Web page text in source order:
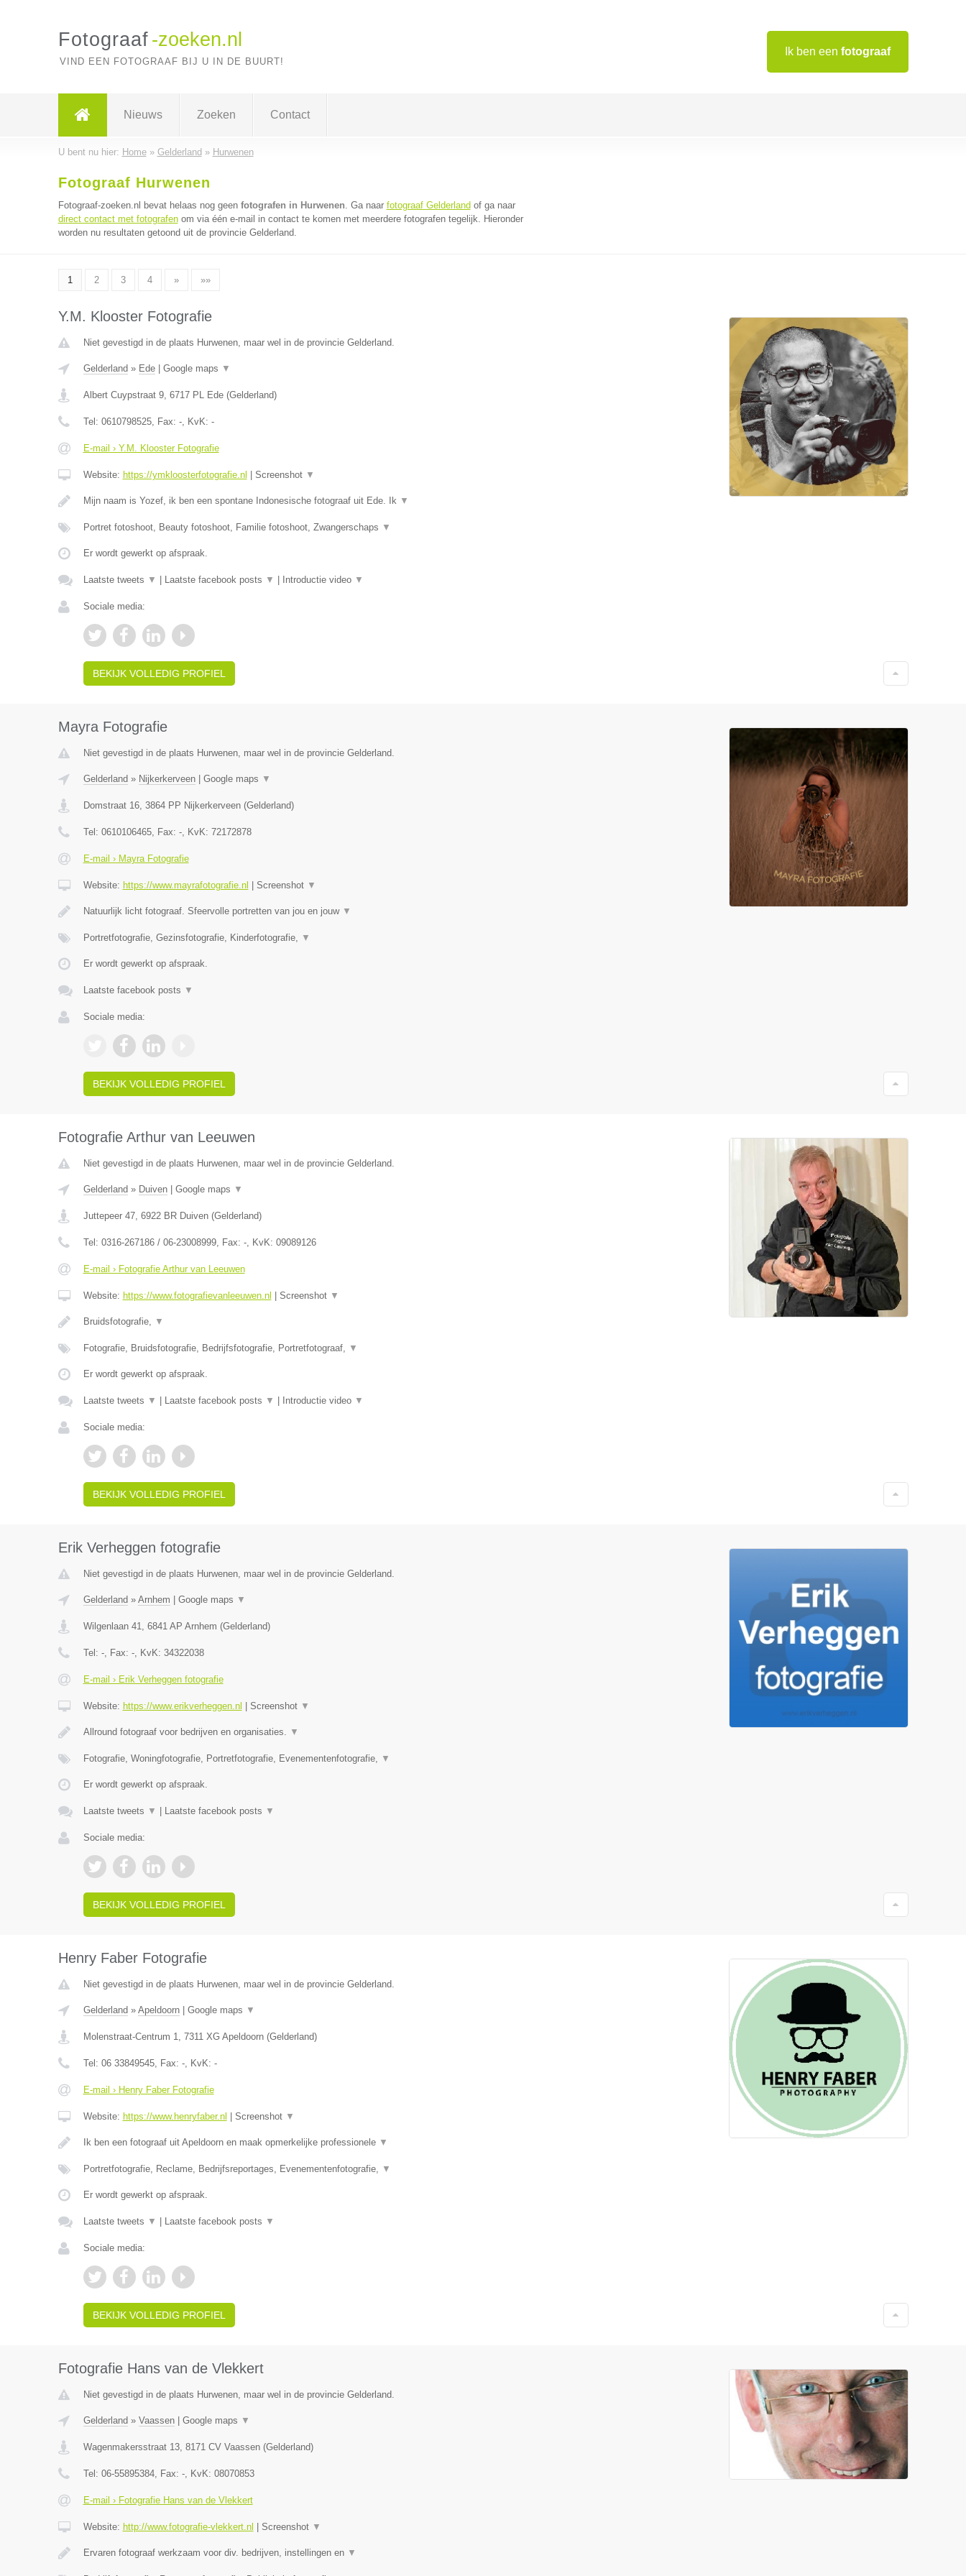
Ik ben een fotograaf
Fotograaf -zoeken.nl
VIND EEN FOTOGRAAF BIJ U IN DE BUURT!
Nieuws Zoeken Contact
U bent nu hier: Home» Gelderland » Hurwenen
Fotograaf Hurwenen
Fotograaf-zoeken.nl bevat helaas nog geen fotografen in Hurwenen. Ga naar fotograaf Gelderland of ga naar
direct contact met fotografenom via één e-mail in contact te komen met meerdere fotografen tegelijk. Hieronder
worden nu resultaten getoond uit de provincie Gelderland.
1 2 3 4 » »»
Y.M. Klooster Fotografie
Niet gevestigd in de plaats Hurwenen, maar wel in de provincie Gelderland.
Gelderland » Ede| Google maps ▼
Albert Cuypstraat 9, 6717 PL Ede(Gelderland)
Tel: 0610798525, Fax: -, KvK: -
E-mail › Y.M. Klooster Fotografie
Website: https://ymkloosterfotografie.nl Screenshot ▼
Mijn naam is Yozef, ik ben een spontane Indonesische fotograaf uit Ede. Ik ▼
Portret fotoshoot, Beauty fotoshoot, Familie fotoshoot, Zwangerschaps ▼
Er wordt gewerkt op afspraak.
Laatste tweets ▼ Laatste facebook posts ▼ Introductie video ▼
Sociale media:
BEKIJK VOLLEDIG PROFIEL
Mayra Fotografie
Niet gevestigd in de plaats Hurwenen, maar wel in de provincie Gelderland.
Gelderland » Nijkerkerveen| Google maps ▼
Domstraat 16, 3864 PP Nijkerkerveen(Gelderland)
Tel: 0610106465, Fax: -, KvK: 72172878
E-mail › Mayra Fotografie
Website: https://www.mayrafotografie.nl Screenshot ▼
Natuurlijk licht fotograaf. Sfeervolle portretten van jou en jouw ▼
Portretfotografie, Gezinsfotografie, Kinderfotografie, ▼
Er wordt gewerkt op afspraak.
Laatste facebook posts ▼
Sociale media:
BEKIJK VOLLEDIG PROFIEL
Fotografie Arthur van Leeuwen
Niet gevestigd in de plaats Hurwenen, maar wel in de provincie Gelderland.
Gelderland » Duiven| Google maps ▼
Juttepeer 47, 6922 BR Duiven(Gelderland)
Tel: 0316-267186 / 06-23008999, Fax: -, KvK: 09089126
E-mail › Fotografie Arthur van Leeuwen
Website: https://www.fotografievanleeuwen.nl Screenshot ▼
Bruidsfotografie, ▼
Fotografie, Bruidsfotografie, Bedrijfsfotografie, Portretfotograaf, ▼
Er wordt gewerkt op afspraak.
Laatste tweets ▼ Laatste facebook posts ▼ Introductie video ▼
Sociale media:
BEKIJK VOLLEDIG PROFIEL
Erik Verheggen fotografie
Niet gevestigd in de plaats Hurwenen, maar wel in de provincie Gelderland.
Gelderland » Arnhem Google maps ▼
Wilgenlaan 41, 6841 AP Arnhem (Gelderland)
Tel: -, Fax: -, KvK: 34322038
E-mail › Erik Verheggen fotografie
Website: https://www.erikverheggen.nl Screenshot ▼
Allround fotograaf voor bedrijven en organisaties. ▼
Fotografie, Woningfotografie, Portretfotografie, Evenementenfotografie, ▼
Er wordt gewerkt op afspraak.
Laatste tweets ▼ Laatste facebook posts ▼
Sociale media:
BEKIJK VOLLEDIG PROFIEL
Henry Faber Fotografie
Niet gevestigd in de plaats Hurwenen, maar wel in de provincie Gelderland.
Gelderland » Apeldoorn| Google maps ▼
Molenstraat-Centrum 1, 7311 XG Apeldoorn(Gelderland)
Tel: 06 33849545, Fax: -, KvK: -
E-mail › Henry Faber Fotografie
Website: https://www.henryfaber.nl Screenshot ▼
Ik ben een fotograaf uit Apeldoorn en maak opmerkelijke professionele ▼
Portretfotografie, Reclame, Bedrijfsreportages, Evenementenfotografie, ▼
Er wordt gewerkt op afspraak.
Laatste tweets ▼ Laatste facebook posts ▼
Sociale media:
BEKIJK VOLLEDIG PROFIEL
Fotografie Hans van de Vlekkert
Niet gevestigd in de plaats Hurwenen, maar wel in de provincie Gelderland.
Gelderland » Vaassen| Google maps ▼
Wagenmakersstraat 13, 8171 CV Vaassen(Gelderland)
Tel: 06-55895384, Fax: -, KvK: 08070853
E-mail › Fotografie Hans van de Vlekkert
Website: http://www.fotografie-vlekkert.nl Screenshot ▼
Ervaren fotograaf werkzaam voor div. bedrijven, instellingen en ▼